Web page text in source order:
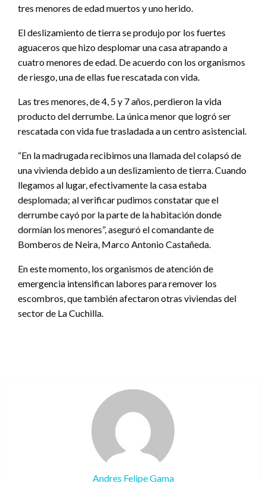
tres menores de edad muertos y uno herido.
El deslizamiento de tierra se produjo por los fuertes
aguaceros que hizo desplomar una casa atrapando a
cuatro menores de edad. De acuerdo con los organismos
de riesgo, una de ellas fue rescatada con vida.
Las tres menores, de 4, 5 y 7 años, perdieron la vida
producto del derrumbe. La única menor que logró ser
rescatada con vida fue trasladada a un centro asistencial.
“En la madrugada recibimos una llamada del colapsó de
una vivienda debido a un deslizamiento de tierra. Cuando
llegamos al lugar, efectivamente la casa estaba
desplomada; al verificar pudimos constatar que el
derrumbe cayó por la parte de la habitación donde
dormían los menores”, aseguró el comandante de
Bomberos de Neira, Marco Antonio Castañeda.
En este momento, los organismos de atención de
emergencia intensifican labores para remover los
escombros, que también afectaron otras viviendas del
sector de La Cuchilla.
Andres Felipe Gama